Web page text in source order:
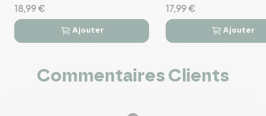
18,99 €
 
Ajouter
17,99 €
 
Ajouter
Commentaires Clients